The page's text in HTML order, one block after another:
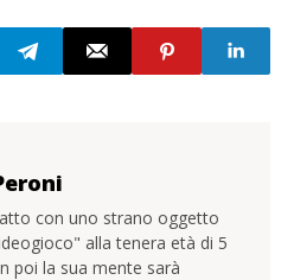
con uno strano oggetto
alla tenera età di 5
poi la sua mente sarà